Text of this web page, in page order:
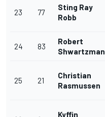
23 77
Sting Ray
Robb
24 83
Robert
Shwartzman
25 21
Christian
Rasmussen
Kyffin